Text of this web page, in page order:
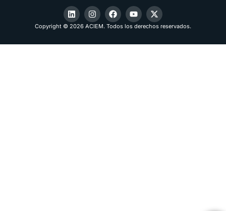
Copyright © 2026 ACIEM. Todos los derechos reservados.